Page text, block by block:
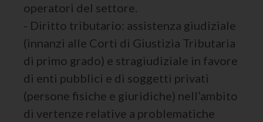
operatori del settore.
- Diritto tributario: assistenza giudiziale
(innanzi alle Corti di Giustizia Tributaria
di primo grado) e stragiudiziale in favore
di enti pubblici e di soggetti privati
(persone fisiche e giuridiche) nell’ambito
di vertenze relative a problematiche